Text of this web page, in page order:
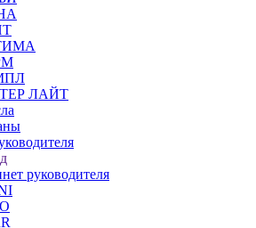
ЛАЙТ
руководителя